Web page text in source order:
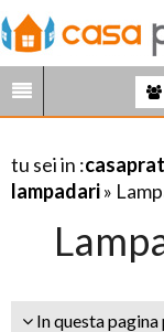
tu sei in :
lampadari»
In questa